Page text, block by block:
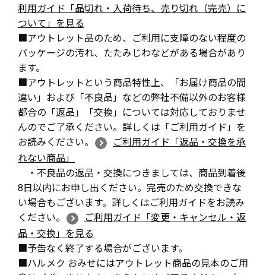
利用ガイド「品切れ・入荷待ち、売り切れ（完売）に
ついて」を見る
■アウトレット品のため、ご利用に支障のない程度の
パッケージの汚れ、たたみじわなどがある場合があり
ます。
■アウトレットという商品特性上、「お届け商品の間
違い」および「不良品」などの弊社不備以外のお客様
都合の「返品」「交換」については対応しておりませ
んのでご了承ください。詳しくは「ご利用ガイド」を
お読みください。
ご利用ガイド「返品・交換を承
れない商品」
・不良品の返品・交換につきましては、商品到着後
8日以内にお申し出ください。完売のため交換できな
い場合もございます。詳しくはご利用ガイドをお読み
ください。
ご利用ガイド「変更・キャンセル・返
品・交換」を見る
■予告なく終了する場合がございます。
■ハルメク おみせにはアウトレット商品の見本のご用